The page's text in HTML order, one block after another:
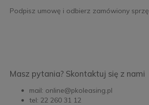
Podpisz umowę i odbierz zamówiony
Masz pytania? Skontaktuj się z nami
mail: online@pkoleasing.pl
tel: 22 260 31 12